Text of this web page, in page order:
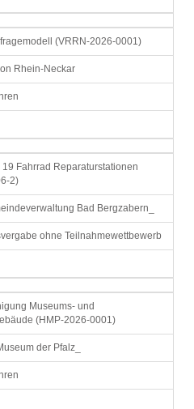
(VRRN-2026-0001)
Rhein-Neckar
19 Fahrrad Reparaturstationen
2)
Bad Bergzabern_
ohne Teilnahmewettbewerb
Museums- und
(HMP-2026-0001)
der Pfalz_